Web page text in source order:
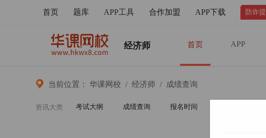
首页 题库 APP工具 合作加盟 APP下载 防诈
经济师 首页 APP
当前位置： 华课网校 / 经济师 / 成绩查询
资讯大类 考试大纲 成绩查询 报名时间